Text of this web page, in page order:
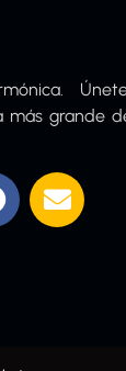
más grande